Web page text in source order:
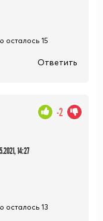
15
Ответить
14:27
-2
13